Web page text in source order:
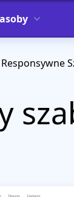
Responsywne